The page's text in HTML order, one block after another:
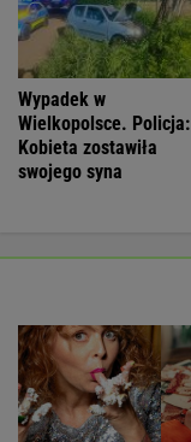
Wypadek w
Wielkopolsce. Policja:
Kobieta zostawiła
swojego syna